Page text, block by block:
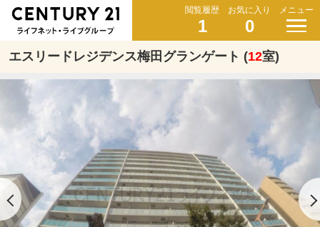
閲覧履歴
1
お気に入り
0
メニュー
エスリードレジデンス梅田グランゲート (12室)